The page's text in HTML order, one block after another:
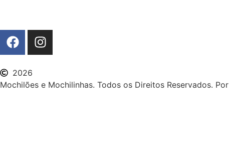
2026
Mochilões e Mochilinhas. Todos os Direitos Reservados. Por